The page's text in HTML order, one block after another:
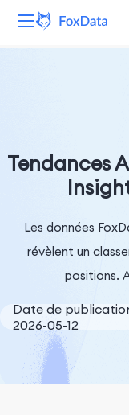
Ressources
Tarifs
Entreprise
Tendances
Les données
révèlent un
positions.
Date de
2026-05-12